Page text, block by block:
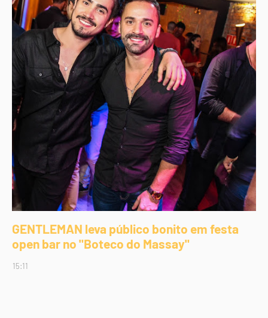
GENTLEMAN leva público bonito em festa
open bar no "Boteco do Massay"
15:11